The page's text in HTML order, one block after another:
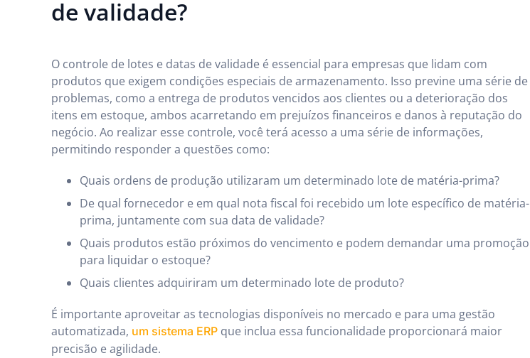
de validade?
O controle de lotes e datas de validade é essencial para empresas que lidam com
produtos que exigem condições especiais de armazenamento. Isso previne uma série de
problemas, como a entrega de produtos vencidos aos clientes ou a deterioração dos
itens em estoque, ambos acarretando em prejuízos financeiros e danos à reputação do
negócio. Ao realizar esse controle, você terá acesso a uma série de informações,
permitindo responder a questões como:
Quais ordens de produção utilizaram um determinado lote de matéria-prima?
De qual fornecedor e em qual nota fiscal foi recebido um lote específico de matéria-
prima, juntamente com sua data de validade?
Quais produtos estão próximos do vencimento e podem demandar uma promoção
para liquidar o estoque?
Quais clientes adquiriram um determinado lote de produto?
É importante aproveitar as tecnologias disponíveis no mercado e para uma gestão
automatizada, um sistema ERP que inclua essa funcionalidade proporcionará maior
precisão e agilidade.